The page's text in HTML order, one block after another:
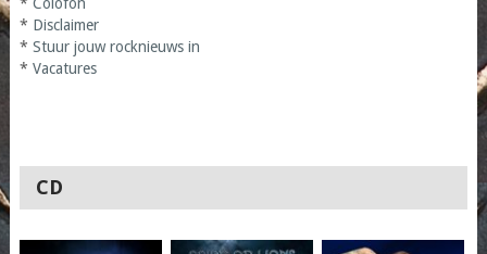
* Colofon
* Disclaimer
* Stuur jouw rocknieuws in
* Vacatures
CD